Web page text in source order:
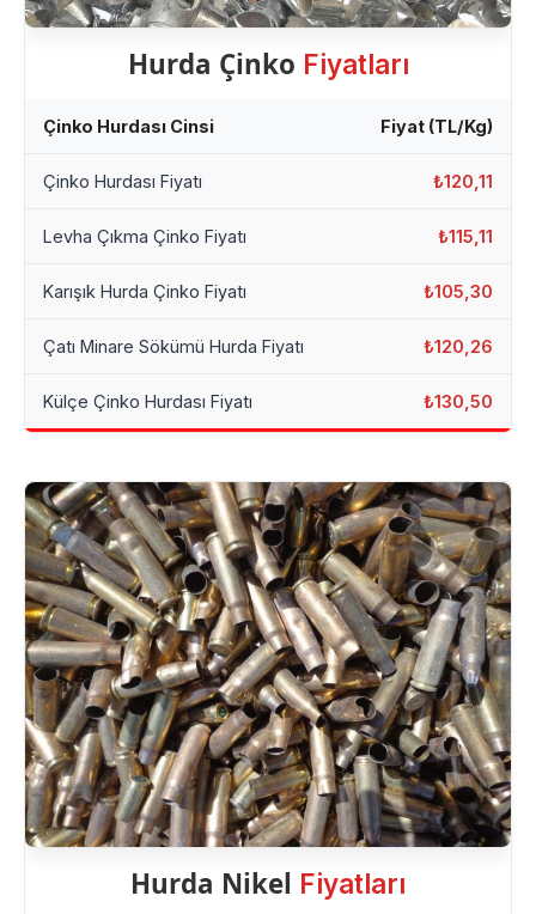
Hurda Çinko Fiyatları
Çinko Hurdası Cinsi Fiyat (TL/Kg)
Çinko Hurdası Fiyatı ₺120,11
Levha Çıkma Çinko Fiyatı ₺115,11
Karışık Hurda Çinko Fiyatı ₺105,30
Çatı Minare Sökümü Hurda Fiyatı ₺120,26
Külçe Çinko Hurdası Fiyatı ₺130,50
Hurda Nikel Fiyatları